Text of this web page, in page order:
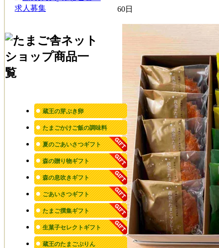
蔵王の芽ぶき卵
たまごかけご飯の調味料
夏のごあいさつギフト
森の贈り物ギフト
森の息吹きギフト
ごあいさつギフト
たまご撰集ギフト
生菓子セレクトギフト
蔵王のたまごぷりん
60日